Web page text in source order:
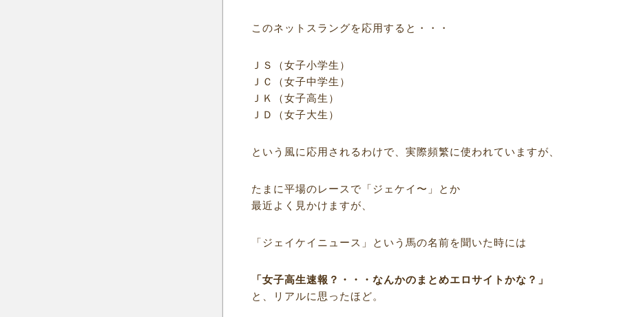
このネットスラングを応用すると・・・
ＪＳ（女子小学生）
ＪＣ（女子中学生）
ＪＫ（女子高生）
ＪＤ（女子大生）
という風に応用されるわけで、実際頻繁に使われていますが、
たまに平場のレースで「ジェケイ〜」とか
最近よく見かけますが、
「ジェイケイニュース」という馬の名前を聞いた時には
「女子高生速報？・・・なんかのまとめエロサイトかな？」
と、リアルに思ったほど。